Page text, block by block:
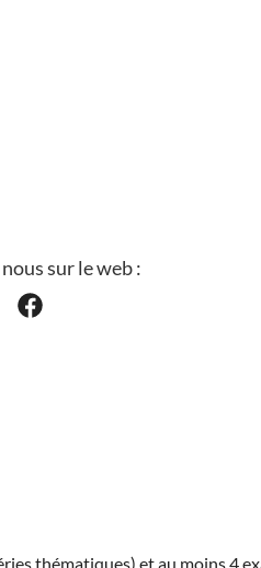
sur le web :
thématiques) et au moins 4